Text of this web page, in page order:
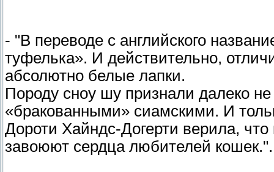
- "В переводе с английского
туфелька». И действительно,
абсолютно белые лапки.
Породу сноу шу признали далеко не
«бракованными» сиамскими. И
Дороти Хайндс-Догерти верила,
завоюют сердца любителей кошек.".